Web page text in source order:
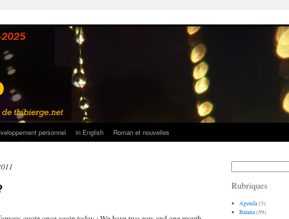
personnel in English Roman et nouvelles
Rubriques
Agenda(3)
Batana(59)